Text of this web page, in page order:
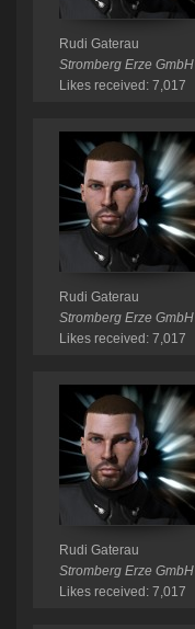
Rudi Gaterau
Stromberg Erze GmbH
Likes received: 7,017
Rudi Gaterau
Stromberg Erze GmbH
Likes received: 7,017
Rudi Gaterau
Stromberg Erze GmbH
Likes received: 7,017